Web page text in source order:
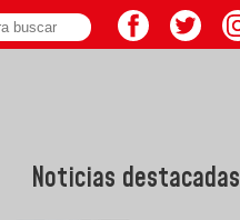
Noticias destacadas